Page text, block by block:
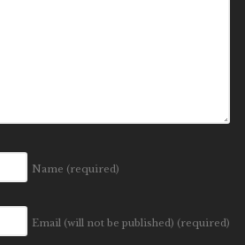
Name (required)
Email (will not be published) (required)